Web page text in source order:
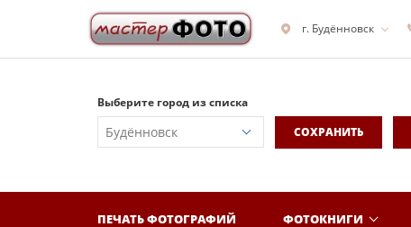
г. Будённовск
Выберите город из списка
СОХРАНИТЬ
ПЕЧАТЬ ФОТОГРАФИЙ ФОТОКНИГИ